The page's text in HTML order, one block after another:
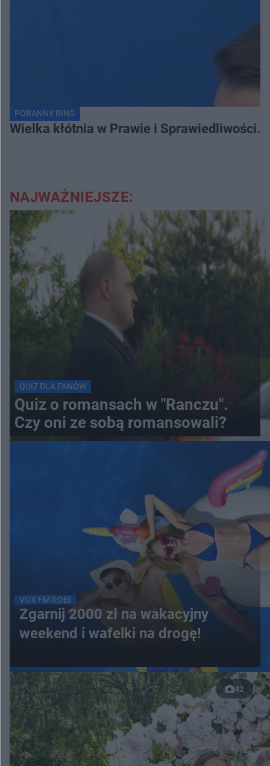
PORANNY RING
Wielka kłótnia w Prawie i Sprawiedliwości.
NAJWAŻNIEJSZE:
QUIZ DLA FANÓW
Quiz o romansach w "Ranczu".
Czy oni ze sobą romansowali?
VOX FM ROBI
Zgarnij 2000 zł na wakacyjny
weekend i wafelki na drogę!
42